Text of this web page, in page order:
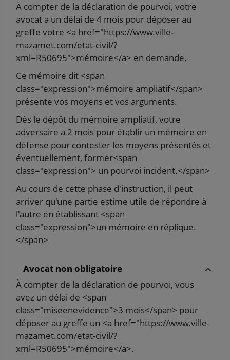
À compter de la déclaration de pourvoi, votre
avocat a un délai de 4 mois pour déposer au
greffe votre <a href="https://www.ville-
mazamet.com/etat-civil/?
xml=R50695">mémoire</a> en demande.
Ce mémoire dit <span
class="expression">mémoire ampliatif</span>
présente vos moyens et vos arguments.
Dès le dépôt du mémoire ampliatif, votre
adversaire a 2 mois pour établir un mémoire en
défense pour contester les moyens présentés et
éventuellement, former<span
class="expression"> un pourvoi incident.</span>
Au cours de cette phase d'instruction, il peut
arriver qu'une partie estime utile de répondre à
l'autre en établissant <span
class="expression">un mémoire en réplique.
</span>
Avocat non obligatoire
À compter de la déclaration de pourvoi, vous
avez un délai de <span
class="miseenevidence">3 mois</span> pour
déposer au greffe un <a href="https://www.ville-
mazamet.com/etat-civil/?
xml=R50695">mémoire</a>.